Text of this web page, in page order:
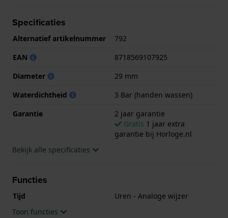
geleverd met 2 jaar garantie.
Specificaties
Alternatief artikelnummer
792
EAN
8718569107925
Diameter
29 mm
Waterdichtheid
3 Bar (handen wassen)
Garantie
2 jaar garantie
Gratis 1 jaar extra
garantie bij Horloge.nl
Bekijk alle specificaties
Functies
Tijd
Uren - Analoge wijzer
Toon functies